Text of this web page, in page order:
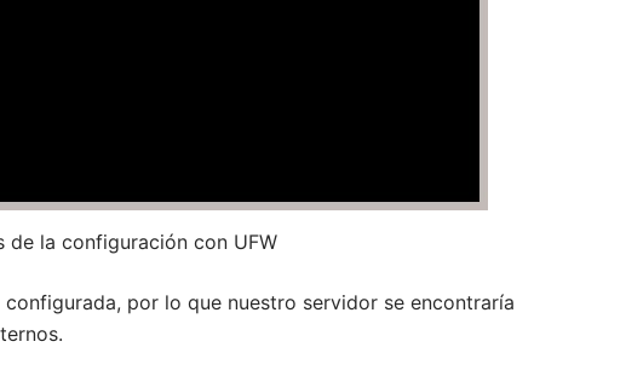
de la configuración con UFW
por lo que nuestro servidor se encontraría